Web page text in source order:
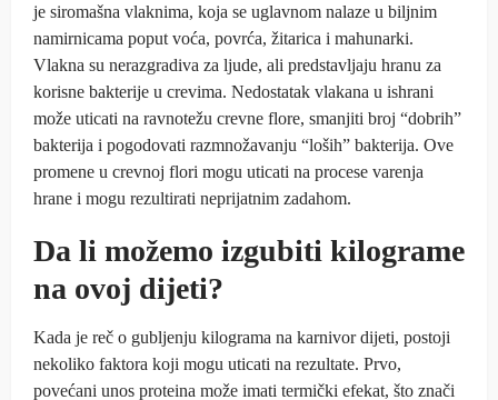
je siromašna vlaknima, koja se uglavnom nalaze u biljnim
namirnicama poput voća, povrća, žitarica i mahunarki.
Vlakna su nerazgradiva za ljude, ali predstavljaju hranu za
korisne bakterije u crevima. Nedostatak vlakana u ishrani
može uticati na ravnotežu crevne flore, smanjiti broj “dobrih”
bakterija i pogodovati razmnožavanju “loših” bakterija. Ove
promene u crevnoj flori mogu uticati na procese varenja
hrane i mogu rezultirati neprijatnim zadahom.
Da li možemo izgubiti kilograme
na ovoj dijeti?
Kada je reč o gubljenju kilograma na karnivor dijeti, postoji
nekoliko faktora koji mogu uticati na rezultate. Prvo,
povećani unos proteina može imati termički efekat, što znači